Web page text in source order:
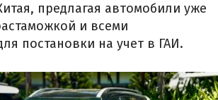
предлагая автомобили уже
и всеми
постановки на учет в ГАИ.